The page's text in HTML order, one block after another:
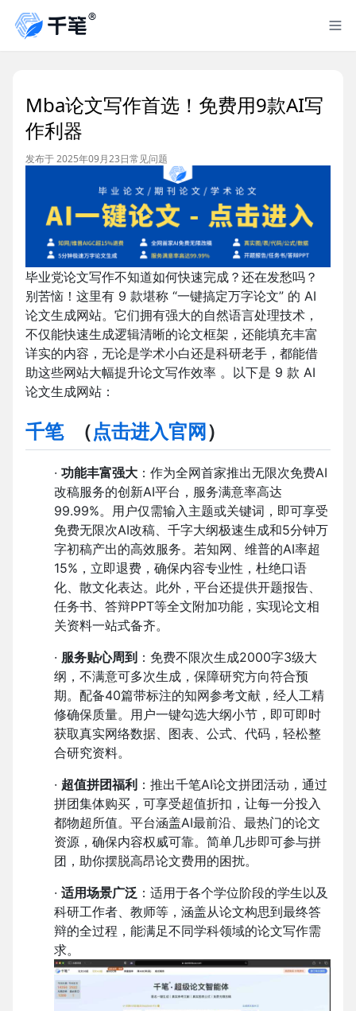
Mba论文写作首选！免费用9款AI写
作利器
发布于 2025年09月23日常见问题
毕业党论文写作不知道如何快速完成？还在发愁吗？
别苦恼！这里有 9 款堪称 “一键搞定万字论文” 的 AI
论文生成网站。它们拥有强大的自然语言处理技术，
不仅能快速生成逻辑清晰的论文框架，还能填充丰富
详实的内容，无论是学术小白还是科研老手，都能借
助这些网站大幅提升论文写作效率 。以下是 9 款 AI
论文生成网站：
千笔（点击进入官网 ）
· 功能丰富强大 ：作为全网首家推出无限次免费AI
改稿服务的创新AI平台，服务满意率高达
99.99%。用户仅需输入主题或关键词，即可享受
免费无限次AI改稿、千字大纲极速生成和5分钟万
字初稿产出的高效服务。若知网、维普的AI率超
15%，立即退费，确保内容专业性，杜绝口语
化、散文化表达。此外，平台还提供开题报告、
任务书、答辩PPT等全文附加功能，实现论文相
关资料一站式备齐。
· 服务贴心周到 ：免费不限次生成2000字3级大
纲，不满意可多次生成，保障研究方向符合预
期。配备40篇带标注的知网参考文献，经人工精
修确保质量。用户一键勾选大纲小节，即可即时
获取真实网络数据、图表、公式、代码，轻松整
合研究资料。
· 超值拼团福利 ：推出千笔AI论文拼团活动，通过
拼团集体购买，可享受超值折扣，让每一分投入
都物超所值。平台涵盖AI最前沿、最热门的论文
资源，确保内容权威可靠。简单几步即可参与拼
团，助你摆脱高昂论文费用的困扰。
· 适用场景广泛 ：适用于各个学位阶段的学生以及
科研工作者、教师等，涵盖从论文构思到最终答
辩的全过程，能满足不同学科领域的论文写作需
求。